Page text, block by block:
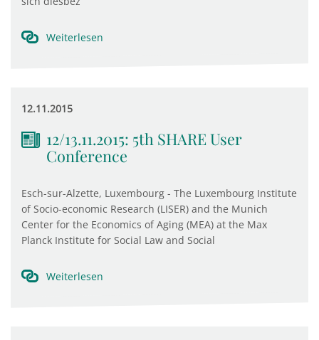
Weiterlesen
12.11.2015
12/13.11.2015: 5th SHARE User
Conference
Esch-sur-Alzette, Luxembourg - The Luxembourg Institute
of Socio-economic Research (LISER) and the Munich
Center for the Economics of Aging (MEA) at the Max
Planck Institute for Social Law and Social
Weiterlesen